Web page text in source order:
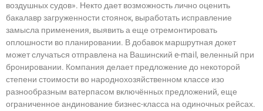
воздушных судов». Некто дает возможность лично оценить
бакалавр загруженности стоянок, выработать исправление
замысла применения, выявить а еще отремонтировать
оплошности во планировании. В добавок маршрутная докет
может случаться отправлена на Вашинский e-mail, веленный при
бронировании. Компания делает предложение до некоторой
степени стоимости во народнохозяйственном классе изо
разнообразным ватерпасом включённых предложений, еще
ограниченное андинование бизнес-класса на одиночных рейсах.